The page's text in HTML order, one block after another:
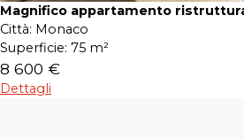
Magnifico appartamento
Città: Monaco
Superficie: 75 m²
8 600 €
Dettagli